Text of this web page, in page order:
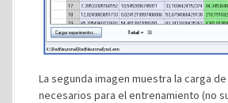
La segunda imagen muestra la carga
necesarios para el entrenamiento (no